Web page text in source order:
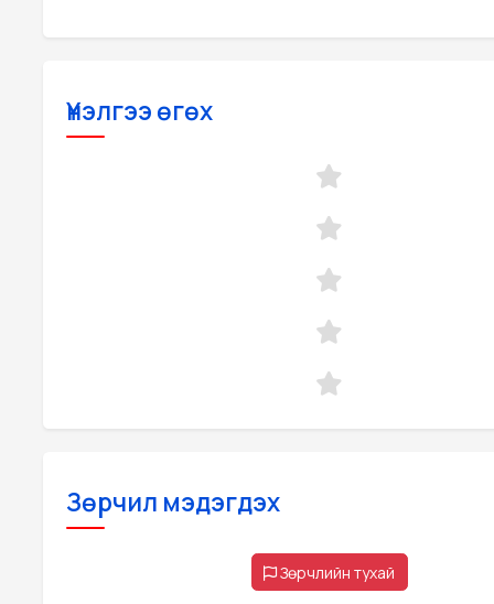
Үнэлгээ өгөх
Зөрчил мэдэгдэх
Зөрчлийн тухай